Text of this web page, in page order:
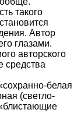
такого
Автор
глазами.
авторского
средства
белая
(светло-